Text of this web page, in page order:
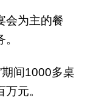
会为主的餐
期间1000多桌
元。